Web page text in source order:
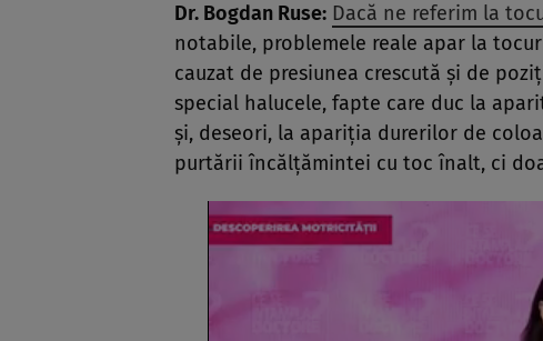
Dr. Bogdan Ruse: Dacă ne referim la
notabile, problemele reale apar la
cauzat de presiunea crescută şi de
special halucele, fapte care duc la
şi, deseori, la apariţia durerilor de
purtării încălţămintei cu toc înalt, ci